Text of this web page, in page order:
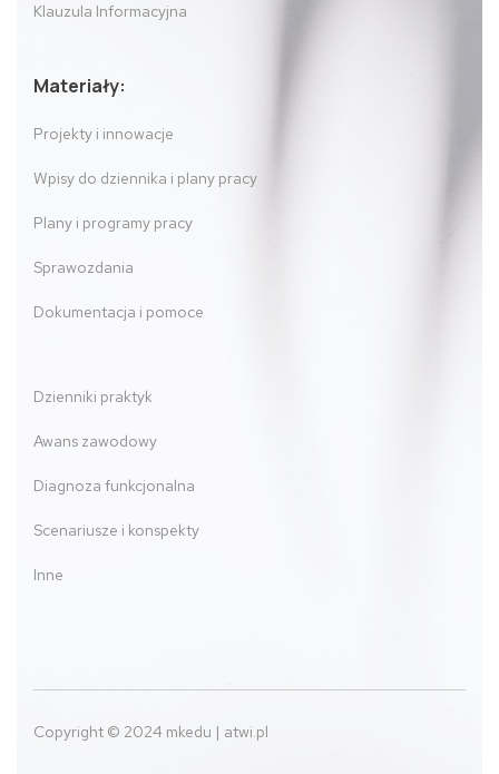
Klauzula Informacyjna
Materiały:
Projekty i innowacje
Wpisy do dziennika i plany pracy
Plany i programy pracy
Sprawozdania
Dokumentacja i pomoce
Dzienniki praktyk
Awans zawodowy
Diagnoza funkcjonalna
Scenariusze i konspekty
Inne
Copyright © 2024 mkedu | atwi.pl